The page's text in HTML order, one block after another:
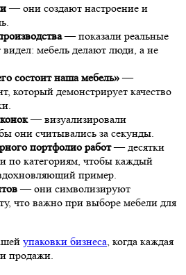
— они создают настроение и
— показали реальные
мебель делают люди, а не
состоит наша мебель»—
который демонстрирует качество
— визуализировали
они считывались за секунды.
портфолио работ— десятки
по категориям, чтобы каждый
пример.
— они символизируют
что важно при выборе мебели для
упаковки бизнеса , когда каждая
продажи.